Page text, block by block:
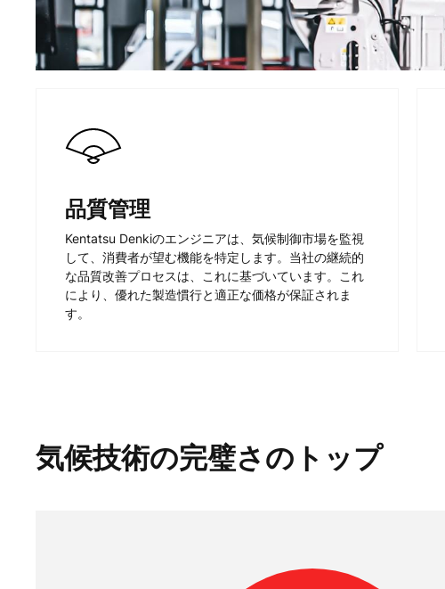
品質管理
Kentatsu Denkiのエンジニアは、気候制御市場を監視
して、消費者が望む機能を特定します。当社の継続的
な品質改善プロセスは、これに基づいています。これ
により、優れた製造慣行と適正な価格が保証されま
す。
気候技術の完璧さのトップ